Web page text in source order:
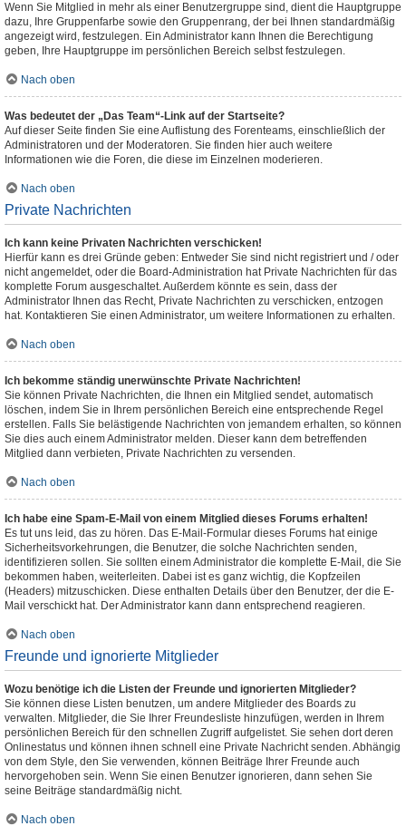
Wenn Sie Mitglied in mehr als einer Benutzergruppe sind, dient die Hauptgruppe
dazu, Ihre Gruppenfarbe sowie den Gruppenrang, der bei Ihnen standardmäßig
angezeigt wird, festzulegen. Ein Administrator kann Ihnen die Berechtigung
geben, Ihre Hauptgruppe im persönlichen Bereich selbst festzulegen.
Nach oben
Was bedeutet der „Das Team“-Link auf der Startseite?
Auf dieser Seite finden Sie eine Auflistung des Forenteams, einschließlich der
Administratoren und der Moderatoren. Sie finden hier auch weitere
Informationen wie die Foren, die diese im Einzelnen moderieren.
Nach oben
Private Nachrichten
Ich kann keine Privaten Nachrichten verschicken!
Hierfür kann es drei Gründe geben: Entweder Sie sind nicht registriert und / oder
nicht angemeldet, oder die Board-Administration hat Private Nachrichten für das
komplette Forum ausgeschaltet. Außerdem könnte es sein, dass der
Administrator Ihnen das Recht, Private Nachrichten zu verschicken, entzogen
hat. Kontaktieren Sie einen Administrator, um weitere Informationen zu erhalten.
Nach oben
Ich bekomme ständig unerwünschte Private Nachrichten!
Sie können Private Nachrichten, die Ihnen ein Mitglied sendet, automatisch
löschen, indem Sie in Ihrem persönlichen Bereich eine entsprechende Regel
erstellen. Falls Sie belästigende Nachrichten von jemandem erhalten, so können
Sie dies auch einem Administrator melden. Dieser kann dem betreffenden
Mitglied dann verbieten, Private Nachrichten zu versenden.
Nach oben
Ich habe eine Spam-E-Mail von einem Mitglied dieses Forums erhalten!
Es tut uns leid, das zu hören. Das E-Mail-Formular dieses Forums hat einige
Sicherheitsvorkehrungen, die Benutzer, die solche Nachrichten senden,
identifizieren sollen. Sie sollten einem Administrator die komplette E-Mail, die Sie
bekommen haben, weiterleiten. Dabei ist es ganz wichtig, die Kopfzeilen
(Headers) mitzuschicken. Diese enthalten Details über den Benutzer, der die E-
Mail verschickt hat. Der Administrator kann dann entsprechend reagieren.
Nach oben
Freunde und ignorierte Mitglieder
Wozu benötige ich die Listen der Freunde und ignorierten Mitglieder?
Sie können diese Listen benutzen, um andere Mitglieder des Boards zu
verwalten. Mitglieder, die Sie Ihrer Freundesliste hinzufügen, werden in Ihrem
persönlichen Bereich für den schnellen Zugriff aufgelistet. Sie sehen dort deren
Onlinestatus und können ihnen schnell eine Private Nachricht senden. Abhängig
von dem Style, den Sie verwenden, können Beiträge Ihrer Freunde auch
hervorgehoben sein. Wenn Sie einen Benutzer ignorieren, dann sehen Sie
seine Beiträge standardmäßig nicht.
Nach oben